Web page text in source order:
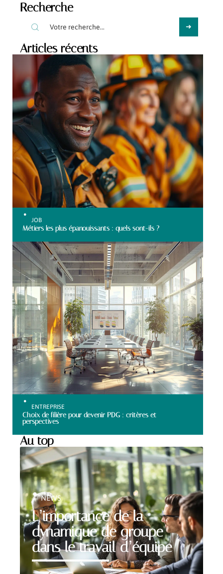
Recherche
Articles récents
JOB
Métiers les plus épanouissants : quels sont-ils ?
ENTREPRISE
Choix de filière pour devenir PDG : critères et
perspectives
Au top
L’importance de la
dynamique de groupe
dans le travail d’équipe
NEWS